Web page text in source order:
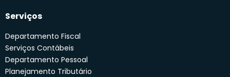
Serviços
Departamento Fiscal
Serviços Contábeis
Departamento Pessoal
Planejamento Tributário